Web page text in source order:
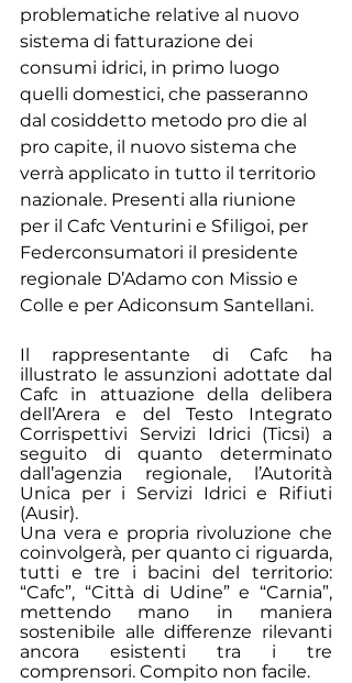
problematiche relative al nuovo
sistema di fatturazione dei
consumi idrici, in primo luogo
quelli domestici, che passeranno
dal cosiddetto metodo pro die al
pro capite, il nuovo sistema che
verrà applicato in tutto il territorio
nazionale. Presenti alla riunione
per il Cafc Venturini e Sfiligoi, per
Federconsumatori il presidente
regionale D’Adamo con Missio e
Colle e per Adiconsum Santellani.
Il rappresentante di Cafc ha
illustrato le assunzioni adottate dal
Cafc in attuazione della delibera
dell’Arera e del Testo Integrato
Corrispettivi Servizi Idrici (Ticsi) a
seguito di quanto determinato
dall’agenzia regionale, l’Autorità
Unica per i Servizi Idrici e Rifiuti
(Ausir).
Una vera e propria rivoluzione che
coinvolgerà, per quanto ci riguarda,
tutti e tre i bacini del territorio:
“Cafc”, “Città di Udine” e “Carnia”,
mettendo mano in maniera
sostenibile alle differenze rilevanti
ancora esistenti tra i tre
comprensori. Compito non facile.